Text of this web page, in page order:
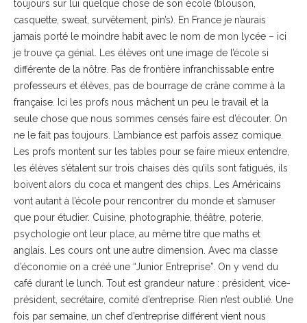
toujours sur lui quelque chose de son école (blouson,
casquette, sweat, survêtement, pin’s). En France je n’aurais
jamais porté le moindre habit avec le nom de mon lycée – ici
je trouve ça génial. Les élèves ont une image de l’école si
différente de la nôtre. Pas de frontière infranchissable entre
professeurs et élèves, pas de bourrage de crâne comme à la
française. Ici les profs nous mâchent un peu le travail et la
seule chose que nous sommes censés faire est d’écouter. On
ne le fait pas toujours. L’ambiance est parfois assez comique.
Les profs montent sur les tables pour se faire mieux entendre,
les élèves s’étalent sur trois chaises dès qu’ils sont fatigués, ils
boivent alors du coca et mangent des chips. Les Américains
vont autant à l’école pour rencontrer du monde et s’amuser
que pour étudier. Cuisine, photographie, théâtre, poterie,
psychologie ont leur place, au même titre que maths et
anglais. Les cours ont une autre dimension. Avec ma classe
d’économie on a créé une “Junior Entreprise”. On y vend du
café durant le lunch. Tout est grandeur nature : président, vice-
président, secrétaire, comité d’entreprise. Rien n’est oublié. Une
fois par semaine, un chef d’entreprise différent vient nous